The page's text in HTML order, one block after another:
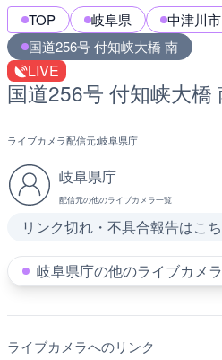
TOP 岐阜県
中津川市
国道256号 付知峡大橋 南
LIVE
国道256号 付知峡大
ライブカメラ配信元:岐阜県庁
岐阜県庁
配信元の他のライブカメラ一覧
リンク切れ・不具合報告はこ
岐阜県庁の他のライブカメ
ライブカメラへのリンク